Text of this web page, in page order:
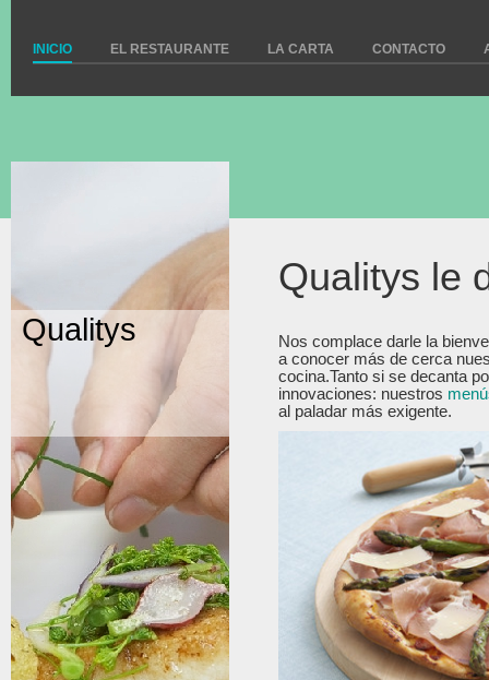
INICIO EL RESTAURANTE LA CARTA CONTACTO
Qualitys
Qualitys le
Nos complace darle la
a conocer más de cerca
cocina.Tanto si se decanta
innovaciones: nuestros
al paladar más exigente.